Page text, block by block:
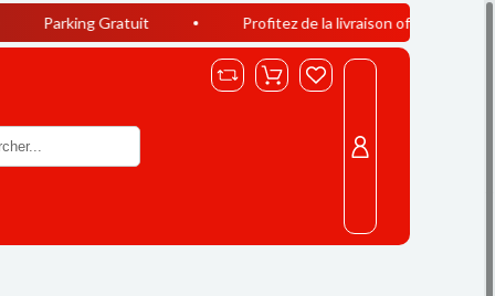
Gratuit Profitez de la livraison offerte à Casablanca dès